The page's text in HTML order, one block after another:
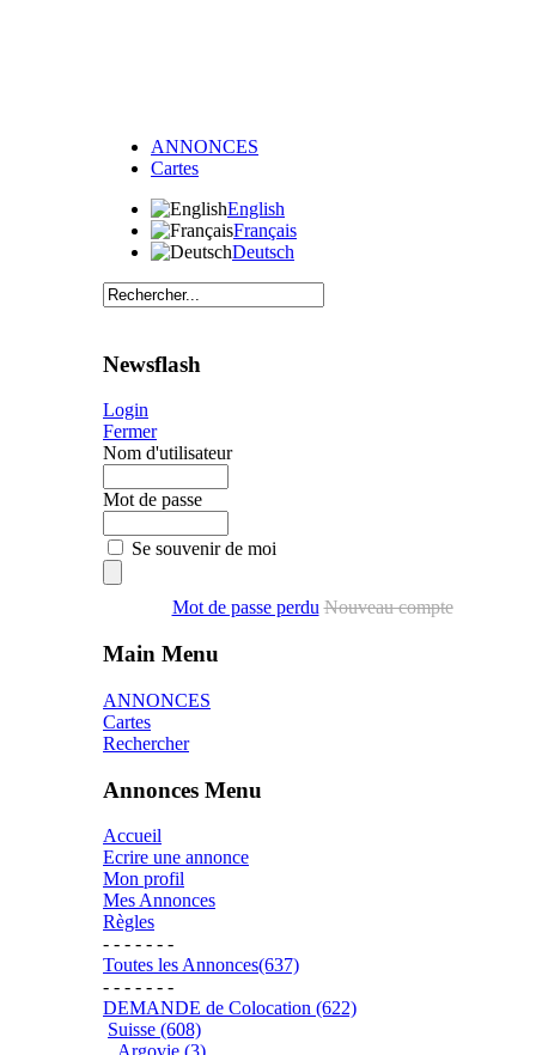
ANNONCES
Cartes
English
Français
Deutsch
Newsflash
Login
Fermer
Nom d'utilisateur
Mot de passe
Se souvenir de moi
Mot de passe perdu Nouveau compte
Main Menu
ANNONCES
Cartes
Rechercher
Annonces Menu
Accueil
Ecrire une annonce
Mon profil
Mes Annonces
Règles
- - - - - - -
Toutes les Annonces(637)
- - - - - - -
DEMANDE de Colocation (622)
Suisse (608)